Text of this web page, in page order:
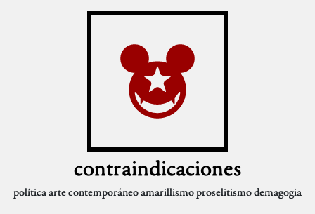
contraindicaciones
políticaarte contemporáneoamarillismoproselitismodemagogia